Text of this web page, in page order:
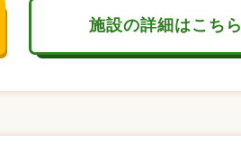
施設の詳細はこちら